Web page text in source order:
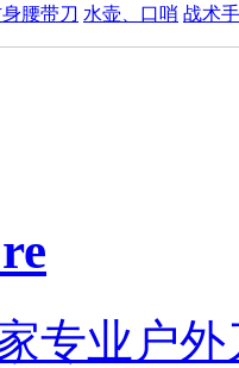
身腰带刀 水壶、口哨 战术
专业户